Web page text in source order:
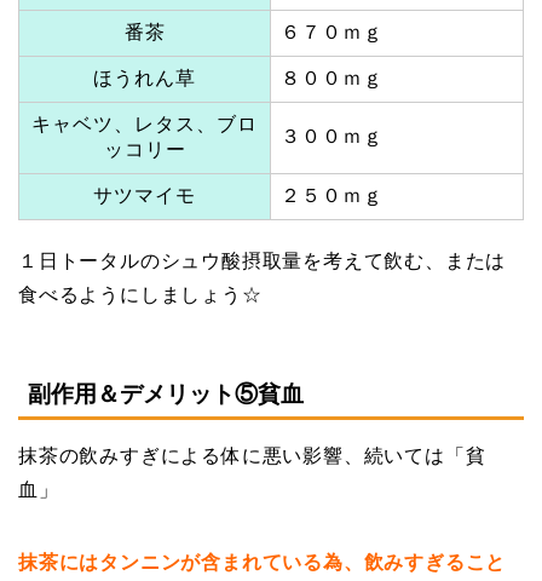
番茶 ６７０ｍｇ
ほうれん草 ８００ｍｇ
キャベツ、レタス、ブロ
ッコリー
３００ｍｇ
サツマイモ ２５０ｍｇ
１日トータルのシュウ酸摂取量を考えて飲む、または
食べるようにしましょう☆
副作用＆デメリット⑤貧血
抹茶の飲みすぎによる体に悪い影響、続いては「貧
血」
抹茶にはタンニンが含まれている為、飲みすぎること